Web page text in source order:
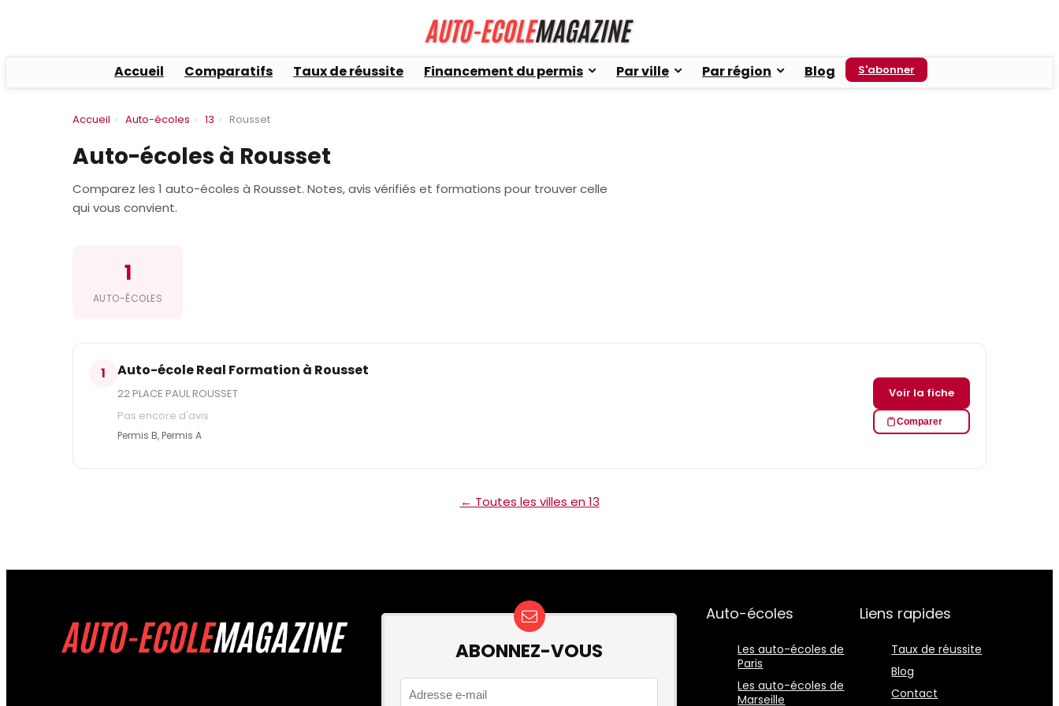
Accueil Comparatifs Taux de réussite Financement du permis Par ville Par région Blog S'abonner
Accueil › Auto-écoles › 13 › Rousset
Auto-écoles à Rousset
Comparez les 1 auto-écoles à Rousset. Notes, avis vérifiés et formations pour trouver celle
qui vous convient.
1
AUTO-ÉCOLES
1 Auto-école Real Formation à Rousset
22 PLACE PAUL ROUSSET
Pas encore d'avis
Permis B, Permis A
Voir la fiche
Comparer
← Toutes les villes en 13
ABONNEZ-VOUS
Auto-écoles
Les auto-écoles de
Paris
Les auto-écoles de
Marseille
Liens rapides
Taux de réussite
Blog
Contact